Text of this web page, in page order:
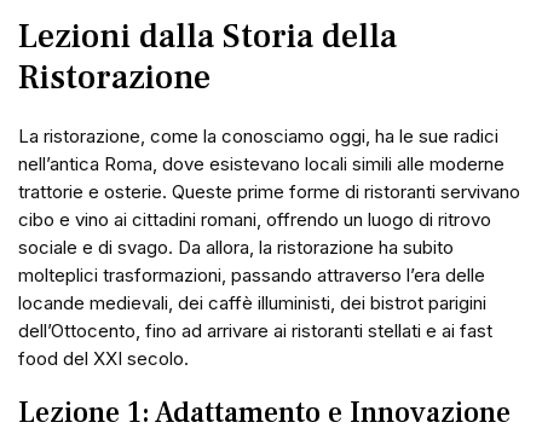
Lezioni dalla Storia della
Ristorazione
La ristorazione, come la conosciamo oggi, ha le sue radici
nell’antica Roma, dove esistevano locali simili alle moderne
trattorie e osterie. Queste prime forme di ristoranti servivano
cibo e vino ai cittadini romani, offrendo un luogo di ritrovo
sociale e di svago. Da allora, la ristorazione ha subito
molteplici trasformazioni, passando attraverso l’era delle
locande medievali, dei caffè illuministi, dei bistrot parigini
dell’Ottocento, fino ad arrivare ai ristoranti stellati e ai fast
food del XXI secolo.
Lezione 1: Adattamento e Innovazione